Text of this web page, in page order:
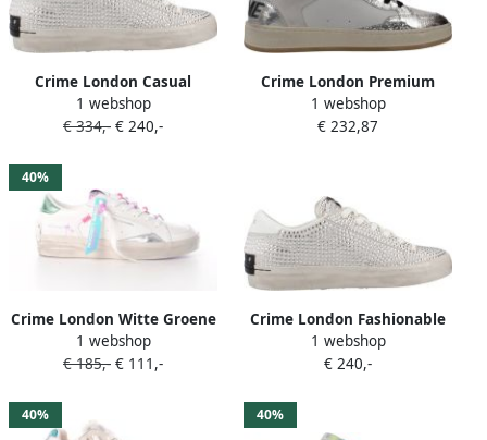
Crime London Casual
Sneakers with Embellishts
and Low Top Design for
1 webshop
€ 334,- € 240,-
Crime London Premium
Leather and Fabric Blend
Low Top Sneakers with
1 webshop
€ 232,87
40%
Crime London Witte Groene
Sneakers met Zilveren
Details
1 webshop
€ 185,- € 111,-
Crime London Fashionable
Lace-up Sneakers with
Rhinestone Embellishts for
1 webshop
€ 240,-
40% 40%